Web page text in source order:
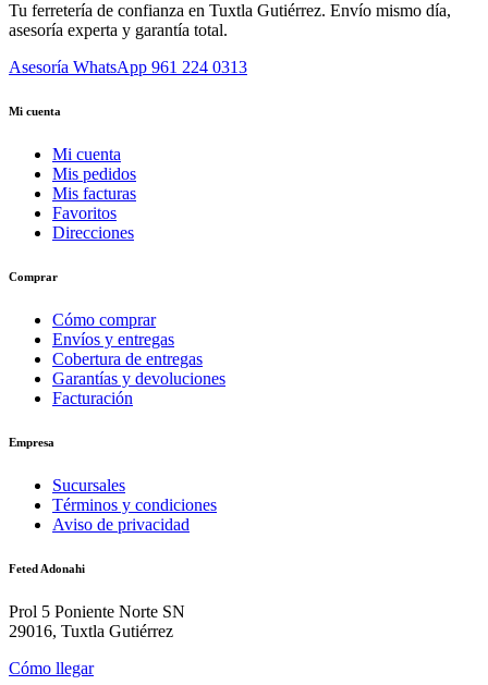
Tu ferretería de confianza en Tuxtla Gutiérrez. Envío mismo día,
asesoría experta y garantía total.
Asesoría WhatsApp 961 224 0313
Mi cuenta
Mi cuenta
Mis pedidos
Mis facturas
Favoritos
Direcciones
Comprar
Cómo comprar
Envíos y entregas
Cobertura de entregas
Garantías y devoluciones
Facturación
Empresa
Sucursales
Términos y condiciones
Aviso de privacidad
Feted Adonahi
Prol 5 Poniente Norte SN
29016, Tuxtla Gutiérrez
Cómo llegar